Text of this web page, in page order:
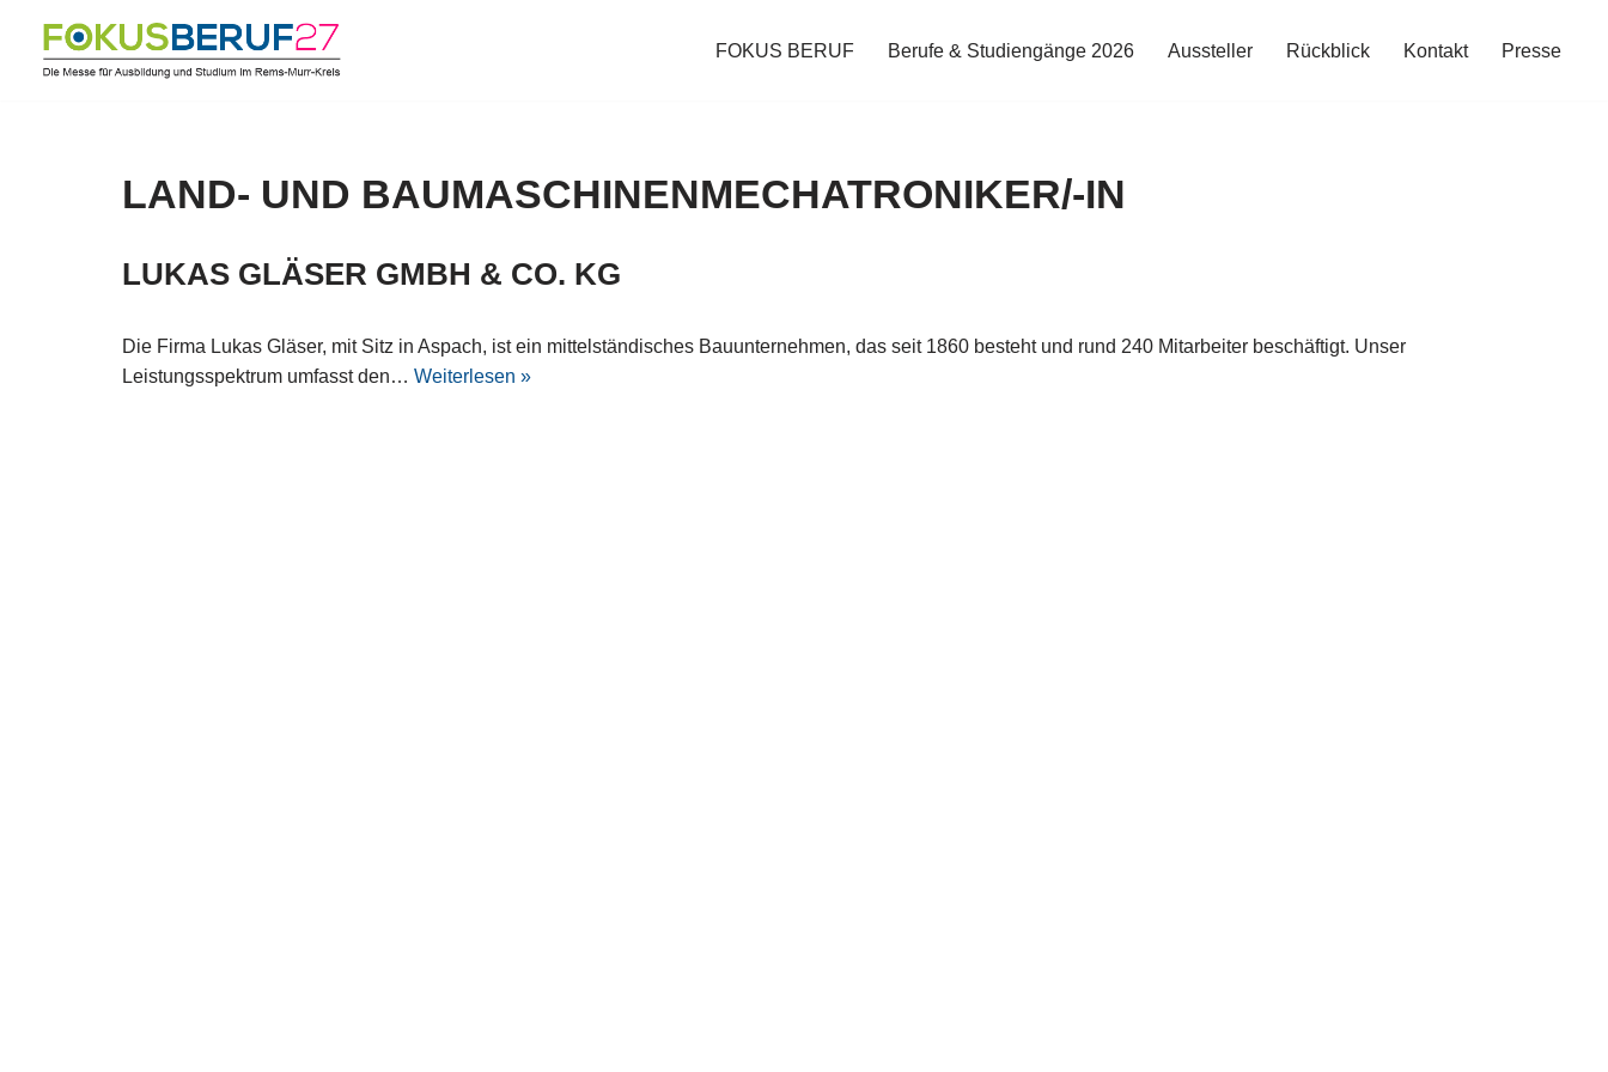
Zum
FOKUS BERUF Berufe & Studiengänge 2026 Aussteller Rückblick Kontakt Presse
LAND- UND BAUMASCHINENMECHATRONIKER/-IN
LUKAS GLÄSER GMBH & CO. KG
Die Firma Lukas Gläser, mit Sitz in Aspach, ist ein mittelständisches Bauunternehmen, das seit 1860 besteht und rund 240 Mitarbeiter beschäftigt. Unser
Leistungsspektrum umfasst den… Weiterlesen »